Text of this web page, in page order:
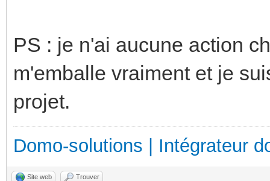
PS : je n'ai aucune action
m'emballe vraiment et je
projet.
Domo-solutions | Intégrateur
Site web Trouver